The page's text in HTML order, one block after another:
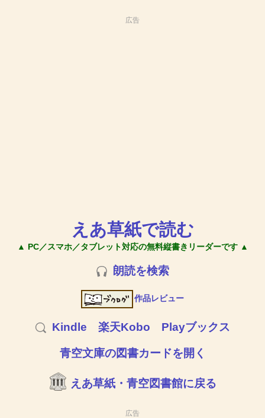
広告
えあ草紙で読む
▲ PC／スマホ／タブレット対応の無料縦書きリーダーです ▲
朗読を検索
作品レビュー
Kindle 楽天Kobo Playブックス
青空文庫の図書カードを開く
えあ草紙・青空図書館に戻る
広告